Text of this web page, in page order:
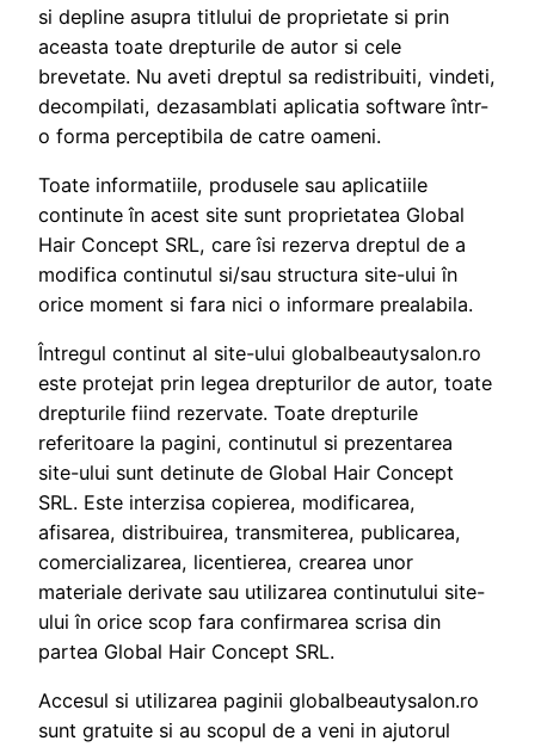
si depline asupra titlului de proprietate si prin
aceasta toate drepturile de autor si cele
brevetate. Nu aveti dreptul sa redistribuiti, vindeti,
decompilati, dezasamblati aplicatia software într-
o forma perceptibila de catre oameni.
Toate informatiile, produsele sau aplicatiile
continute în acest site sunt proprietatea Global
Hair Concept SRL, care îsi rezerva dreptul de a
modifica continutul si/sau structura site-ului în
orice moment si fara nici o informare prealabila.
Întregul continut al site-ului globalbeautysalon.ro
este protejat prin legea drepturilor de autor, toate
drepturile fiind rezervate. Toate drepturile
referitoare la pagini, continutul si prezentarea
site-ului sunt detinute de Global Hair Concept
SRL. Este interzisa copierea, modificarea,
afisarea, distribuirea, transmiterea, publicarea,
comercializarea, licentierea, crearea unor
materiale derivate sau utilizarea continutului site-
ului în orice scop fara confirmarea scrisa din
partea Global Hair Concept SRL.
Accesul si utilizarea paginii globalbeautysalon.ro
sunt gratuite si au scopul de a veni in ajutorul